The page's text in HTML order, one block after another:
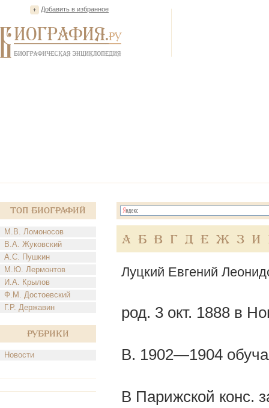
Добавить в избранное
Топ Биографий
М.В. Ломоносов
В.А. Жуковский
А.С. Пушкин
М.Ю. Лермонтов
И.А. Крылов
Ф.М. Достоевский
Г.Р. Державин
Рубрики
Новости
А Б В Г Д Е Ж З И
Луцкий Евгений
род. 3 окт. 1888 в
В. 1902—1904
В Парижской конс.